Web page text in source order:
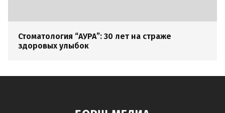
Стоматология “АУРА”: 30 лет на страже
здоровых улыбок